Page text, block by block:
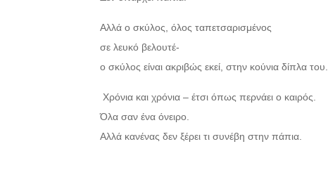
Αλλά ο σκύλος, όλος ταπετσαρισμένος
σε λευκό βελουτέ-
ο σκύλος είναι ακριβώς εκεί, στην κούνια δίπλα του.
Χρόνια και χρόνια – έτσι όπως περνάει ο καιρός.
Όλα σαν ένα όνειρο.
Αλλά κανένας δεν ξέρει τι συνέβη στην πάπια.